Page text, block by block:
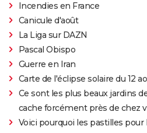
Incendies en France
Canicule d'août
La Liga sur DAZN
Pascal Obispo
Guerre en Iran
Carte de l'éclipse solaire du 12
Ce sont les plus beaux jardins
cache forcément près de chez
Voici pourquoi les pastilles pour